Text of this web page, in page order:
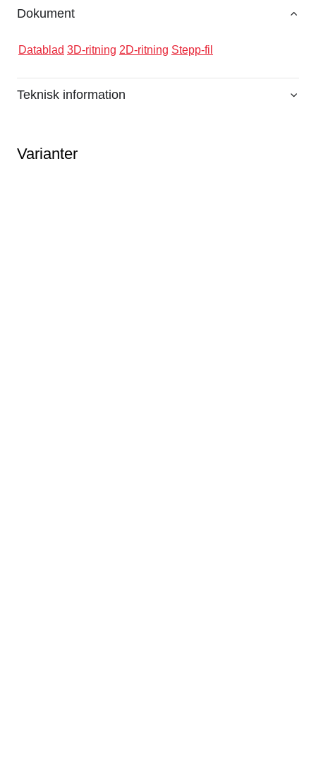
Dokument
Datablad 3D-ritning 2D-ritning Stepp-fil
Teknisk information
Varianter